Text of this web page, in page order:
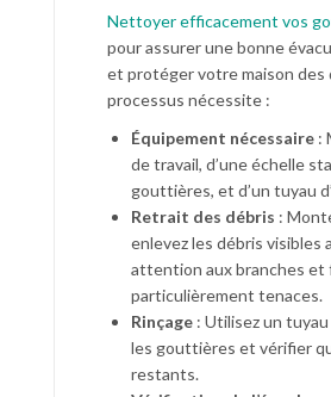
Nettoyer efficacement vos
pour assurer une bonne
et protéger votre maison des
processus nécessite :
Équipement nécessaire :
de travail, d’une échelle
gouttières, et d’un tuyau
Retrait des débris :
enlevez les débris visibles
attention aux branches
particulièrement tenaces.
Rinçage : Utilisez un
les gouttières et vérifier
restants.